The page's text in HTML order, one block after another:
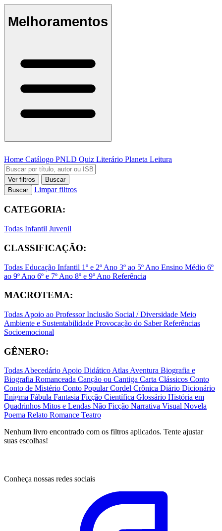
Melhoramentos
Home Catálogo PNLD Quiz Literário Planeta Leitura
Ver filtros
Buscar
Buscar
Limpar filtros
CATEGORIA:
Todas Infantil Juvenil
CLASSIFICAÇÃO:
Todas Educação Infantil 1º e 2º Ano 3º ao 5º Ano Ensino Médio 6º
ao 9º Ano 6º e 7º Ano 8º e 9º Ano Referência
MACROTEMA:
Todas Apoio ao ProfessorInclusão Social / Diversidade Meio
Ambiente e Sustentabilidade Provocação do SaberReferências
Socioemocional
GÊNERO:
TodasAbecedárioApoio DidáticoAtlasAventura Biografia e
Biografia Romanceada Canção ou Cantiga Carta Clássicos Conto
Conto de Mistério Conto PopularCordel Crônica Diário Dicionário
Enigma Fábula Fantasia Ficção Científica Glossário História em
Quadrinhos Mitos e Lendas Não Ficção Narrativa Visual Novela
Poema Relato Romance Teatro
Nenhum livro encontrado com os filtros aplicados. Tente ajustar
suas escolhas!
Conheça nossas redes sociais